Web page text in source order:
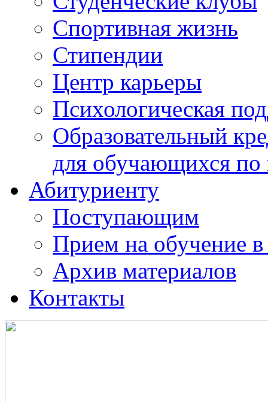
Спортивная жизнь
Стипендии
Центр карьеры
Психологическая
Образовательный
для обучающихся
Абитуриенту
Поступающим
Прием на обучение в
Архив материалов
Контакты